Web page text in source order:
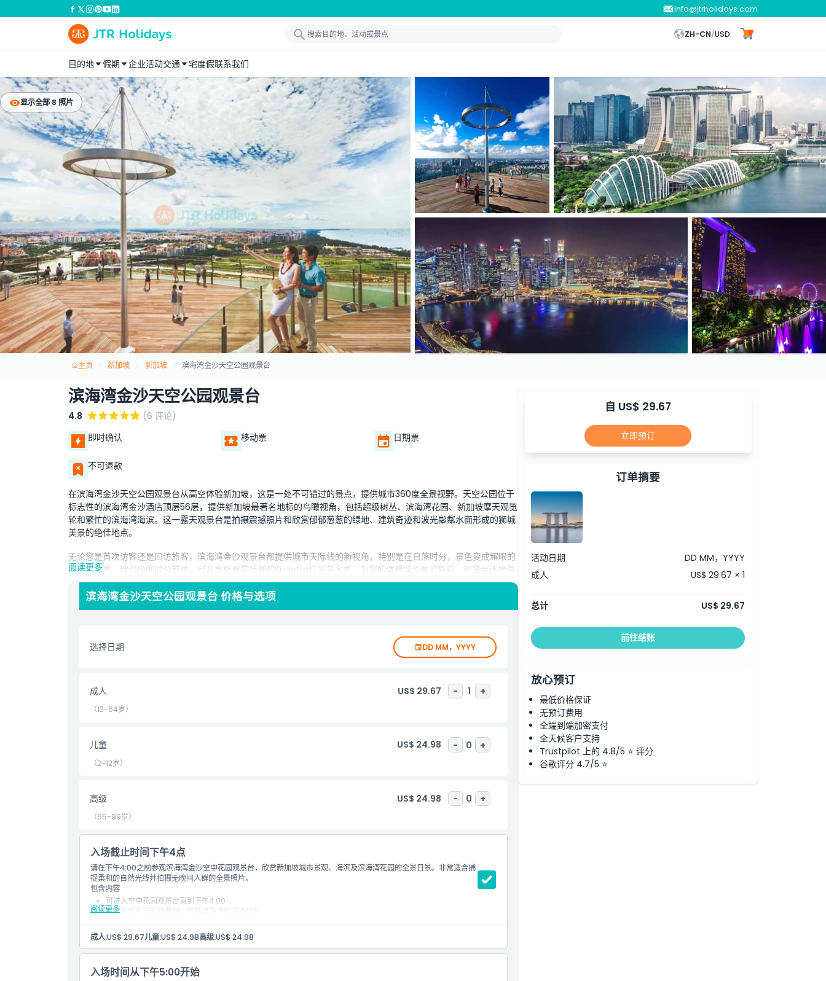
info@jtrholidays.com
ZH-CN/USD
目的地 假期 企业活动交通 宅度假联系我们
显示全部 8 照片
主页 新加坡 新加坡 滨海湾金沙天空公园观景台
滨海湾金沙天空公园观景台
4.8
(6 评论)
即时确认
移动票 日期票
不可退款
在滨海湾金沙天空公园观景台从高空体验新加坡，这是一处不可错过的景点，提供城市360度全景视野。天空公园位于
标志性的滨海湾金沙酒店顶层56层，提供新加坡最著名地标的鸟瞰视角，包括超级树丛、滨海湾花园、新加坡摩天观览
轮和繁忙的滨海湾海滨。这一露天观景台是拍摄震撼照片和欣赏郁郁葱葱的绿地、建筑奇迹和波光粼粼水面形成的狮城
美景的绝佳地点。
无论您是首次访客还是回访旅客，滨海湾金沙观景台都提供城市天际线的新视角，特别是在日落时分，景色变成耀眼的
城市灯光秀。建议傍晚时分前往，可从高处观赏壮观的Spectra灯光与水秀，为您的体验增添魔幻色彩。观景台还提供
无遮挡的视野，适合情侣、家庭和摄影爱好者拍摄全景照片。作为任何新加坡行程中的必游项目，天空公园观景台将建
筑创新与难忘风光完美结合。请在线预订您的滨海湾金沙天空公园门票，畅享轻松游览，升华您的观光体验。
包含项
排除项
营业时间
需要了解的事项
位置
取消政策
阅读更多
滨海湾金沙天空公园观景台 价格与选项
选择日期 DD MM，YYYY
成人 US$ 29.67 - 1 +
（13-64岁）
儿童 US$ 24.98 - 0 +
（2-12岁）
高级 US$ 24.98 - 0 +
（65-99岁）
入场截止时间下午4点
请在下午4:00之前参观滨海湾金沙空中花园观景台，欣赏新加坡城市景观、海滨及滨海湾花园的全景日景。非常适合捕
捉柔和的自然光线并拍摄无晚间人群的全景照片。
阅读更多
包含内容
可进入空中花园观景台直到下午4:00
白天的城市天际线景观，包括滨海湾和超级树丛
傍晚高峰前的宁静氛围
步行可达观景层
成人:US$ 29.67儿童:US$ 24.98高级:US$ 24.98
入场时间从下午5:00开始
自 US$ 29.67
立即预订
订单摘要
活动日期
DD MM，YYYY
成人
US$ 29.67 × 1
总计 US$ 29.67
前往结账
放心预订
最低价格保证
无预订费用
全端到端加密支付
全天候客户支持
Trustpilot 上的 4.8/5 ⭐ 评分
谷歌评分 4.7/5 ⭐